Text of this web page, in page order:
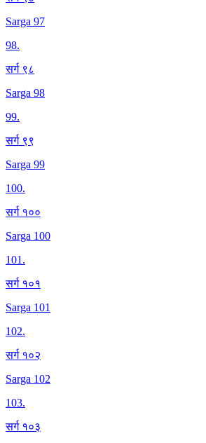
Sarga 97
98.
सर्ग ९८
Sarga 98
99.
सर्ग ९९
Sarga 99
100.
सर्ग १००
Sarga 100
101.
सर्ग १०१
Sarga 101
102.
सर्ग १०२
Sarga 102
103.
सर्ग १०३